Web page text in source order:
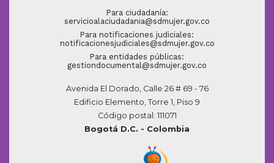
Para ciudadanía:
servicioalaciudadania@sdmujer.gov.co
Para notificaciones judiciales:
notificacionesjudiciales@sdmujer.gov.co
Para entidades públicas:
gestiondocumental@sdmujer.gov.co
Avenida El Dorado, Calle 26 # 69 - 76
Edificio Elemento, Torre 1, Piso 9
Código postal: 111071
Bogotá D.C. - Colombia